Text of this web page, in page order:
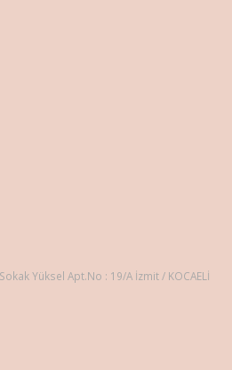
Yüksel Apt.No : 19/A İzmit / KOCAELİ